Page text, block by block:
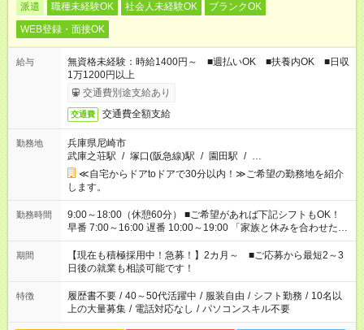
派遣 職種未経験OK 社会人未経験OK
ブランクOK
WEB登録・面接OK
給与
無資格未経験：時給1400円～ ■週払いOK ■扶養内OK ■日収
1万1200円以上
交通費別途支給あり
交通費 交通費全額支給
勤務地
兵庫県尼崎市
武庫之荘駅 / 塚口(阪急線)駅 / 園田駅 / …
≪自宅からドアtoドアで30分以内！≫ご希望の勤務地を紹介
します。
勤務時間
9:00～18:00（休憩60分） ■ご希望があれば下記シフトもOK！
早番 7:00～16:00 遅番 10:00～19:00 「家族と休みを合わせた
い」 「余裕を持って夕飯の準備がしたい」 「できれば残業はし
たくない」 など、ご希望を教えてくださいね。 ※Wワーク希望
の方へ 今ご覧のお仕事で希望する勤務時間と、もう1つのお仕事
の勤務時間。 合計で週40時間を超える場合は応募できません。
期間
【現在も積極採用中！急募！】2カ月～ ■ご応募から最短2～3
日後の就業も相談可能です！
特徴 履歴書不要 / 40～50代活躍中 / 服装自由 / シフト勤務 / 10名以
上の大量募集 / 電話対応なし / パソコンスキル不要